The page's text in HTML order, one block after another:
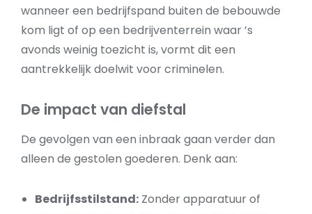
wanneer een bedrijfspand buiten de bebouwde
kom ligt of op een bedrijventerrein waar ’s
avonds weinig toezicht is, vormt dit een
aantrekkelijk doelwit voor criminelen.
De impact van diefstal
De gevolgen van een inbraak gaan verder dan
alleen de gestolen goederen. Denk aan:
Bedrijfsstilstand: Zonder apparatuur of